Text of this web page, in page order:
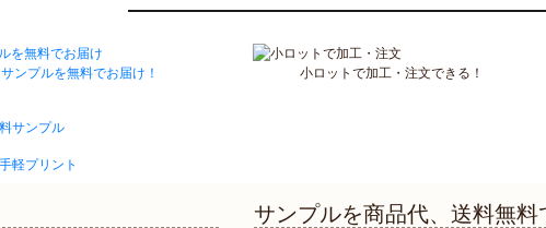
サンプルを無料でお届け！ 小ロットで加工・注文できる！
サンプルを商品代、送料無料